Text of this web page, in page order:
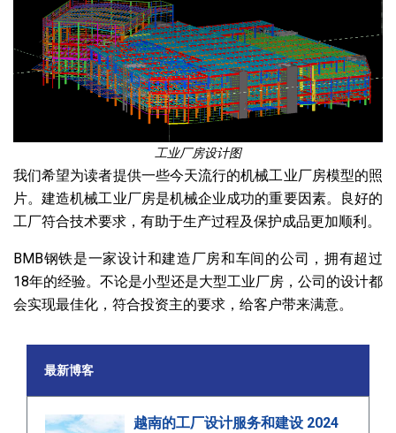
工业厂房设计图
我们希望为读者提供一些今天流行的机械工业厂房模型的照
片。建造机械工业厂房是机械企业成功的重要因素。良好的
工厂符合技术要求，有助于生产过程及保护成品更加顺利。
BMB钢铁是一家设计和建造厂房和车间的公司，拥有超过
18年的经验。不论是小型还是大型工业厂房，公司的设计都
会实现最佳化，符合投资主的要求，给客户带来满意。
最新博客
越南的工厂设计服务和建设 2024